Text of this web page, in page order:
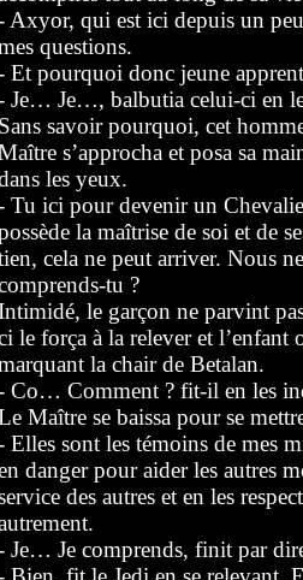
Axyor, qui est ici depuis un
questions.
Et pourquoi donc jeune
Je… Je…, balbutia celui-ci en
Sans savoir pourquoi, cet
s’approcha et posa sa
les yeux.
Tu ici pour devenir un
la maîtrise de soi et de
cela ne peut arriver. Nous
tu ?
le garçon ne parvint
le força à la relever et l’enfant
la chair de Betalan.
Co… Comment ? fit-il en les
Maître se baissa pour se
Elles sont les témoins de mes
danger pour aider les autres
des autres et en les
Je… Je comprends, finit par